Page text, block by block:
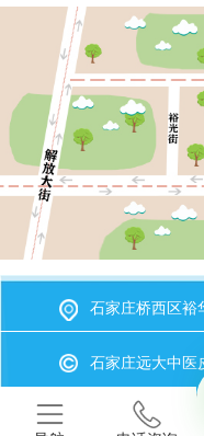
石家庄桥西区裕
石家庄远大中医
备案号冀ICP